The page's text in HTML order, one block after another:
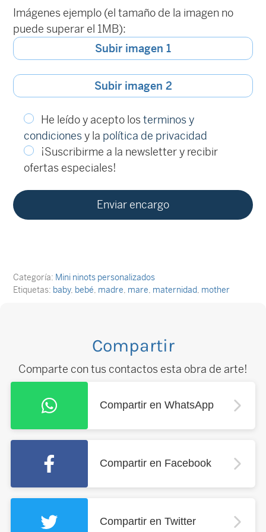
Imágenes ejemplo (el tamaño de la imagen no
puede superar el 1MB):
Subir imagen 1
Subir imagen 2
He leído y acepto losterminos y
condicionesy la política de privacidad
¡Suscribirme a la newsletter y recibir
ofertas especiales!
Categoría: Mini ninots personalizados
Etiquetas: baby, bebé madre mare maternidad mother
Compartir
Comparte con tus contactos esta obra de arte!
Compartir en WhatsApp
Compartir en Facebook
Compartir en Twitter